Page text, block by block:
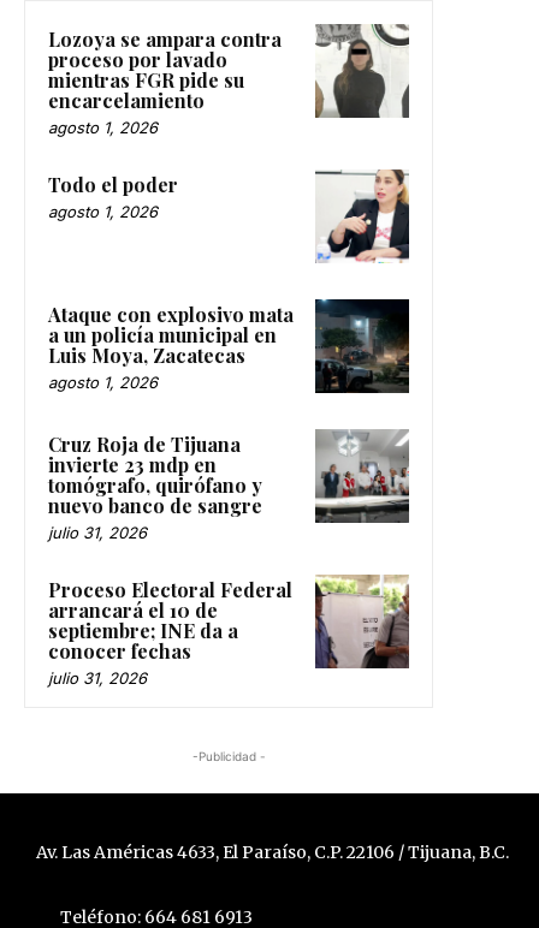
Lozoya se ampara contra
proceso por lavado
mientras FGR pide su
encarcelamiento
agosto 1, 2026
Todo el poder
agosto 1, 2026
Ataque con explosivo mata
a un policía municipal en
Luis Moya, Zacatecas
agosto 1, 2026
Cruz Roja de Tijuana
invierte 23 mdp en
tomógrafo, quirófano y
nuevo banco de sangre
julio 31, 2026
Proceso Electoral Federal
arrancará el 10 de
septiembre; INE da a
conocer fechas
julio 31, 2026
-Publicidad -
Av. Las Américas 4633, El Paraíso, C.P. 22106 / Tijuana, B.C.
Teléfono: 664 681 6913